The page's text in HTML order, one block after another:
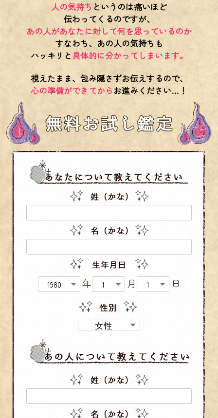
人の気持ち というのは痛いほど
伝わってくるのですが、
あの人があなたに対して何を思っているのか
すなわち、あの人の気持ちも
ハッキリと具体的に分かってしまいます。
視えたまま、包み隠さずお伝えするので、
心の準備ができてから お進みください…！
年 月 日